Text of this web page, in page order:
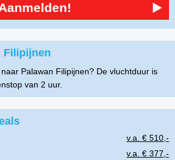
Filipijnen
Palawan Filipijnen? De vluchtduur is
van 2 uur.
v.a. € 510,-
v.a. € 377,-